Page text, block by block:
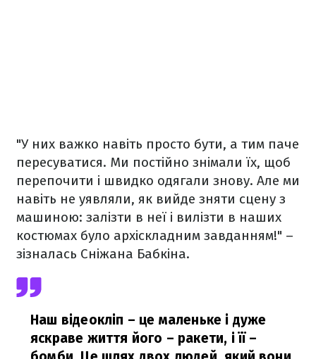
"У них важко навіть просто бути, а тим паче
пересуватися. Ми постійно знімали їх, щоб
перепочити і швидко одягали знову. Але ми
навіть не уявляли, як вийде зняти сцену з
машиною: залізти в неї і вилізти в наших
костюмах було архіскладним завданням!" –
зізналась Сніжана Бабкіна.
Наш відеокліп – це маленьке і дуже
яскраве життя його – ракети, і її –